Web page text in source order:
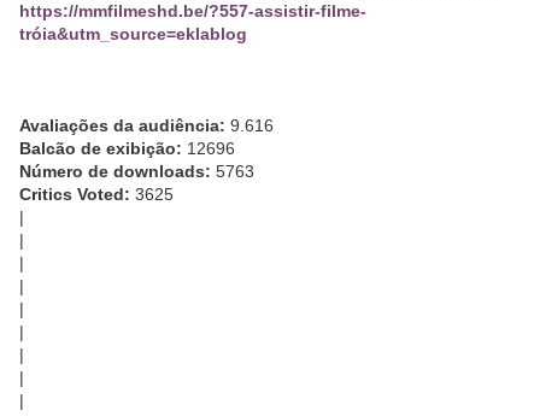
https://mmfilmeshd.be/?557-assistir-filme-
tróia&utm_source=eklablog
Avaliações da audiência: 9.616
Balcão de exibição: 12696
Número de downloads: 5763
Critics Voted: 3625
|
|
|
|
|
|
|
|
|